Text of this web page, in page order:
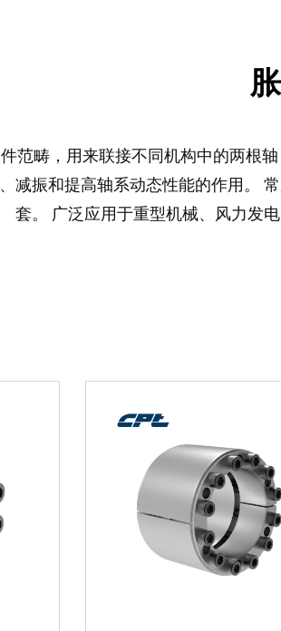
范畴，用来联接不同机构中的两根
减振和提高轴系动态性能的作用。
套。 广泛应用于重型机械、风力发